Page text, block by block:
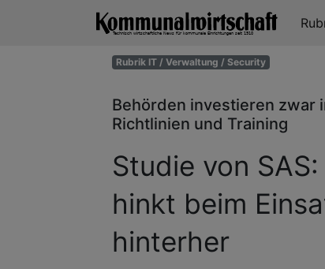
Rubrik IT / Verwaltung / Security
Behörden investieren zwar
Richtlinien und Training
Studie von
hinkt beim
hinterher